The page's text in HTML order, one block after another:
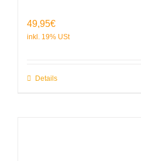
49,95€
Details